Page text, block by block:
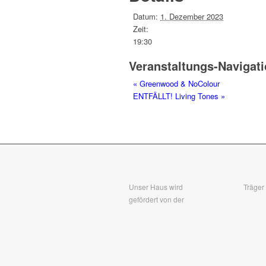
Datum: 1. Dezember 2023
Zeit:
19:30
Veranstaltungs-
« Greenwood & NoColour
ENTFÄLLT! Living Tones »
Unser Haus wird
gefördert von der
Träger